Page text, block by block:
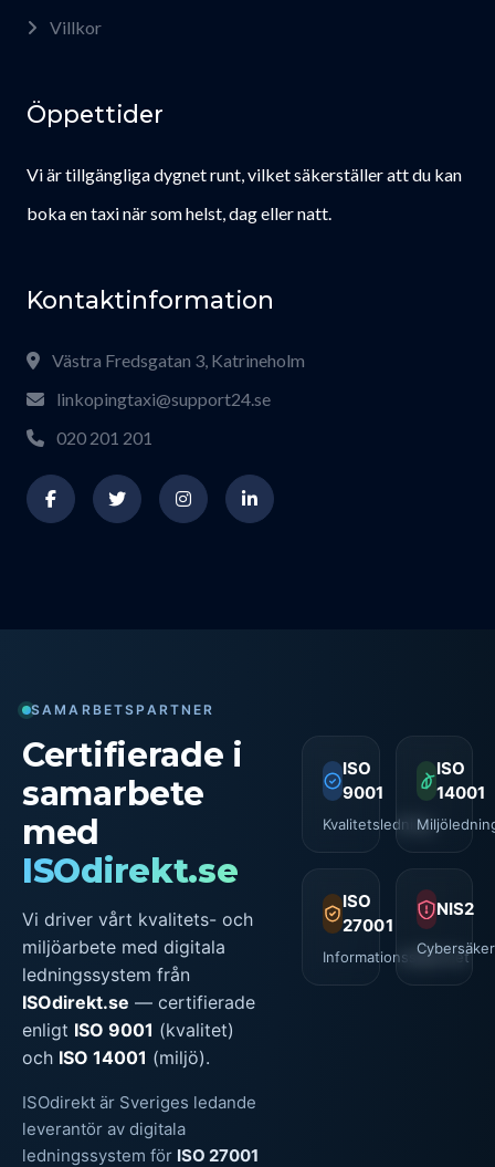
Villkor
Öppettider
Vi är tillgängliga dygnet runt, vilket säkerställer att du kan
boka en taxi när som helst, dag eller natt.
Kontaktinformation
Västra Fredsgatan 3, Katrineholm
linkopingtaxi@support24.se
020 201 201
SAMARBETSPARTNER
Certifierade i
samarbete
med
ISOdirekt.se
Vi driver vårt kvalitets- och
miljöarbete med digitala
ledningssystem från
ISOdirekt.se — certifierade
enligt ISO 9001 (kvalitet)
och ISO 14001 (miljö).
ISOdirekt är Sveriges ledande
leverantör av digitala
ledningssystem för ISO 27001
ISO
9001
Kvalitetsledning
ISO
14001
ISO
27001
Informationssäkerhet
NIS2